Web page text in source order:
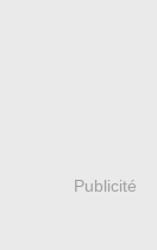
Publicité